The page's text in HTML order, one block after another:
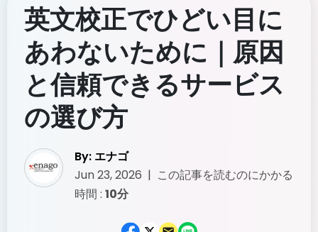
英文校正でひどい目に
あわないために｜原因
と信頼できるサービス
の選び方
By: エナゴ
Jun 23, 2026 | この記事を読むのにかかる
時間 : 10分